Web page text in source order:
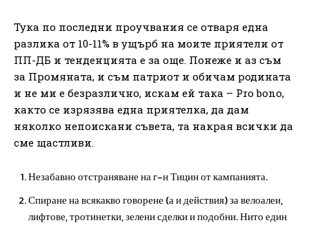
Тука по последни проучвания се отваря една
разлика от 10-11% в ущърб на моите приятели от
ПП-ДБ и тенденцията е за още. Понеже и аз съм
за Промяната, и съм патриот и обичам родината
и не ми е безразлично, искам ей така – Pro bono,
както се изрязява една приятелка, да дам
няколко непоискани съвета, та накрая всички да
сме щастливи.
Незабавно отстраняване на г-н Тицин от кампанията.
Спиране на всякакво говорене (а и действия) за велоалеи,
лифтове, тротинетки, зелени сделки и подобни. Нито един